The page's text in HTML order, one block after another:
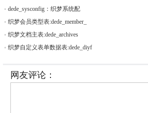
dede_sysconfig：织梦系统配
织梦会员类型表:dede_member_
织梦文档主表:dede_archives
织梦自定义表单数据表:dede_diyf
网友评论：